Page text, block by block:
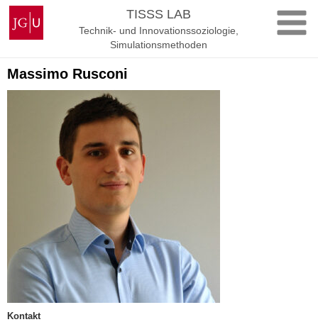
Zum
Inhalt
springen
Johannes
Gutenberg-
Universität
TISSS LAB
Technik- und Innovationssoziologie,
Simulationsmethoden
Massimo Rusconi
Kontakt